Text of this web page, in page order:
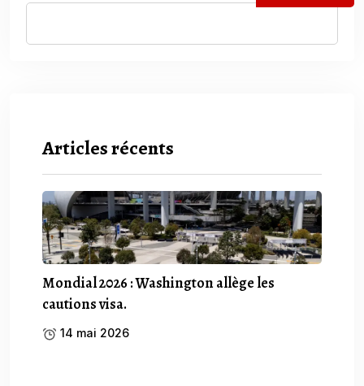
Articles récents
Mondial 2026 : Washington allège les
cautions visa.
14 mai 2026